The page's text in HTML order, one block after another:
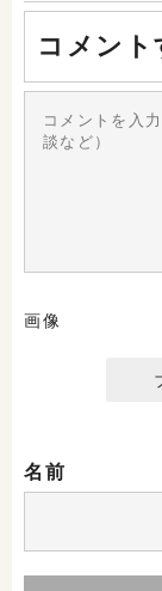
コメント
画像
名前